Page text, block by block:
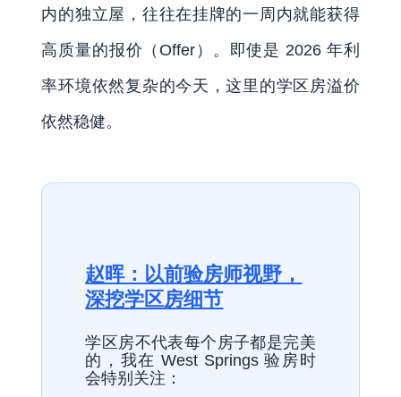
内的独立屋，往往在挂牌的一周内就能获得
高质量的报价（Offer）。即使是 2026 年利
率环境依然复杂的今天，这里的学区房溢价
依然稳健。
赵晖：以前验房师视野，
深挖学区房细节
学区房不代表每个房子都是完美
的，我在 West Springs 验房时
会特别关注：